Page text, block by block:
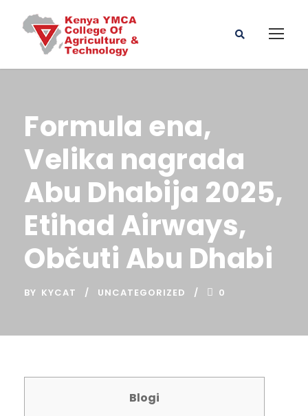
Formula ena,
Velika nagrada
Abu Dhabija 2025,
Etihad Airways,
Občuti Abu Dhabi
BY KYCAT UNCATEGORIZED 0
Blogi